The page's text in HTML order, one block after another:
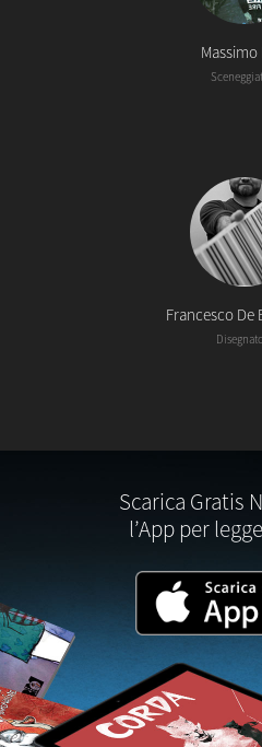
Massimo
Francesco De
Scarica Gratis
l’App per